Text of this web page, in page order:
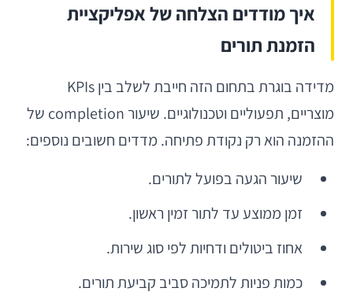
איך מודדים הצלחה של אפליקציית
הזמנת תורים
מדידה בוגרת בתחום הזה חייבת לשלב בין KPIs
מוצריים, תפעוליים וטכנולוגיים. שיעור completion של
ההזמנה הוא רק נקודת פתיחה. מדדים חשובים נוספים:
שיעור הגעה בפועל לתורים.
זמן ממוצע עד לתור זמין ראשון.
אחוז ביטולים ודחיות לפי סוג שירות.
כמות פניות לתמיכה סביב קביעת תורים.